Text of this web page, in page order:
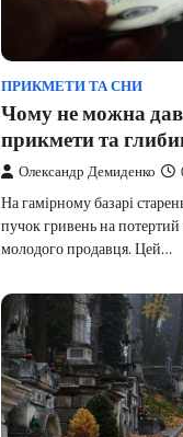
ПРИКМЕТИ ТА СНИ
Чому не можна
прикмети та
Олександр Демиденко
На гамірному базарі
пучок гривень на
молодого продавця. Цей…